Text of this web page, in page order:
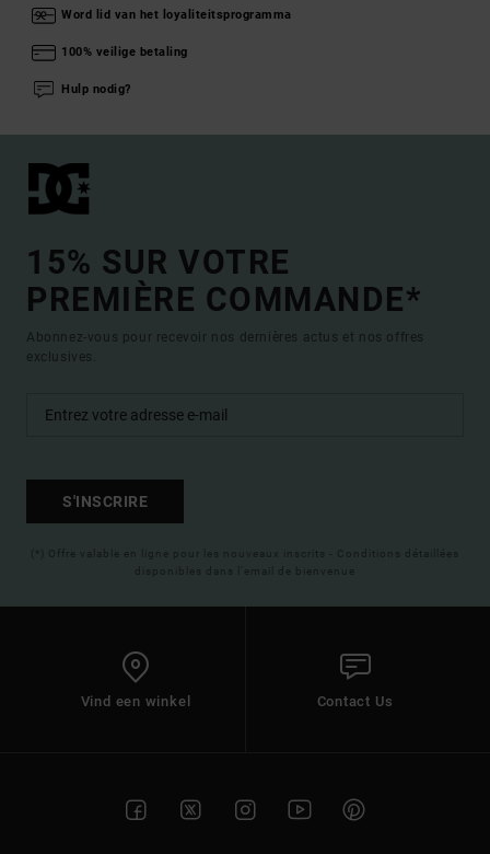
Word lid van het loyaliteitsprogramma
100% veilige betaling
Hulp nodig?
15% SUR VOTRE
PREMIÈRE COMMANDE*
Abonnez-vous pour recevoir nos dernières actus et nos offres
exclusives.
S'INSCRIRE
(*) Offre valable en ligne pour les nouveaux inscrits - Conditions détaillées
disponibles dans l'email de bienvenue
Vind een winkel Contact Us